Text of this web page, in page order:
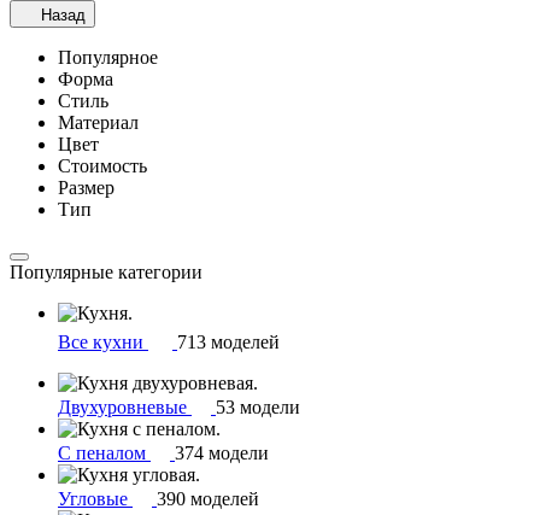
Назад
Популярное
Форма
Стиль
Материал
Цвет
Стоимость
Размер
Тип
Популярные категории
Все кухни 713 моделей
Двухуровневые 53 модели
С пеналом 374 модели
Угловые 390 моделей